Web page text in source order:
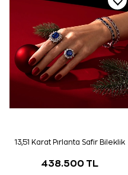
13,51 Karat Pırlanta Safir Bileklik
438.500 TL